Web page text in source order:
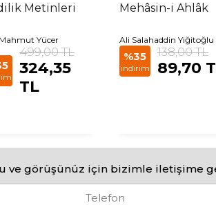
Metinleri
Yücer
499,00 TL
324,35
TL
Mehâsin-i Ahlâk
Ali Salahaddin Yiğitoğlu
%35
indirim
138,00 TL
89,70
ve görüşünüz için bizimle iletişime
Telefon